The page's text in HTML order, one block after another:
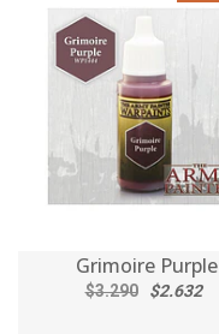
Grimoire Purple
$3.290 $2.632